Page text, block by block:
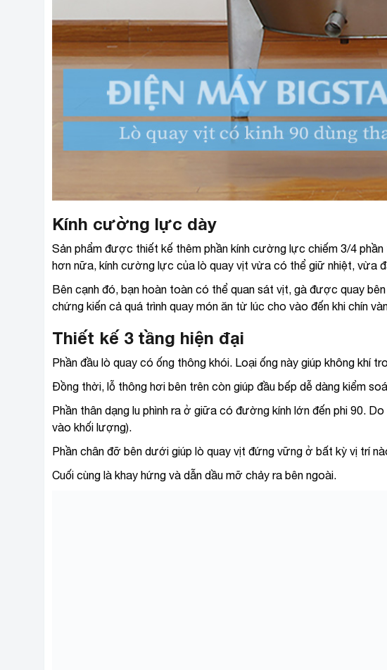
Kính cường lực dày
Sản phẩm được thiết kế thêm phần kính cường lực chiếm 3/4
hơn nữa, kính cường lực của lò quay vịt vừa có thể giữ nhiệt, vừa
Bên cạnh đó, bạn hoàn toàn có thể quan sát vịt, gà được quay
chứng kiến cả quá trình quay món ăn từ lúc cho vào đến khi chín
Thiết kế 3 tầng hiện đại
Phần đầu lò quay có ống thông khói. Loại ống này giúp không khí
Đồng thời, lỗ thông hơi bên trên còn giúp đầu bếp dễ dàng kiểm
Phần thân dạng lu phình ra ở giữa có đường kính lớn đến phi 90.
vào khối lượng).
Phần chân đỡ bên dưới giúp lò quay vịt đứng vững ở bất kỳ vị trí
Cuối cùng là khay hứng và dẫn dầu mỡ chảy ra bên ngoài.